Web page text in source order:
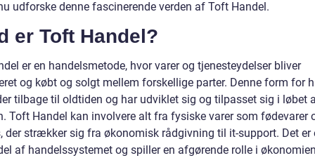
udforske denne fascinerende verden af Toft Handel.
er Toft Handel?
er en handelsmetode, hvor varer og tjenesteydelser bliver
og købt og solgt mellem forskellige parter. Denne form for
tilbage til oldtiden og har udviklet sig og tilpasset sig i løbet
Toft Handel kan involvere alt fra fysiske varer som fødevarer
der strækker sig fra økonomisk rådgivning til it-support. Det er
af handelssystemet og spiller en afgørende rolle i